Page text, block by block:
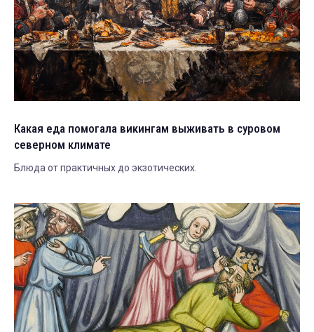
Какая еда помогала викингам выживать в суровом
северном климате
Блюда от практичных до экзотических.